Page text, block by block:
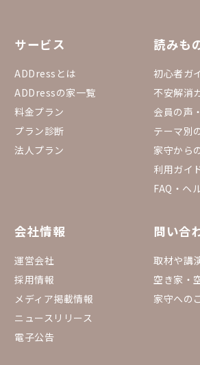
サービス
ADDressとは
ADDressの家一覧
料金プラン
プラン診断
法人プラン
読みも
初心者ガ
不安解消
会員の声
テーマ別
家守から
利用ガイ
FAQ・ヘ
会社情報
運営会社
採用情報
メディア掲載情報
ニュースリリース
電子公告
問い合
取材や講
空き家・
家守への